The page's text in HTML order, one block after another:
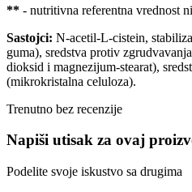
** - nutritivna referentna vrednost
Sastojci: N-acetil-L-cistein,
guma), sredstva protiv
dioksid i magnezijum-stearat),
(mikrokristalna celuloza).
Trenutno bez recenzije
Napiši utisak za ovaj
Podelite svoje iskustvo sa drugima